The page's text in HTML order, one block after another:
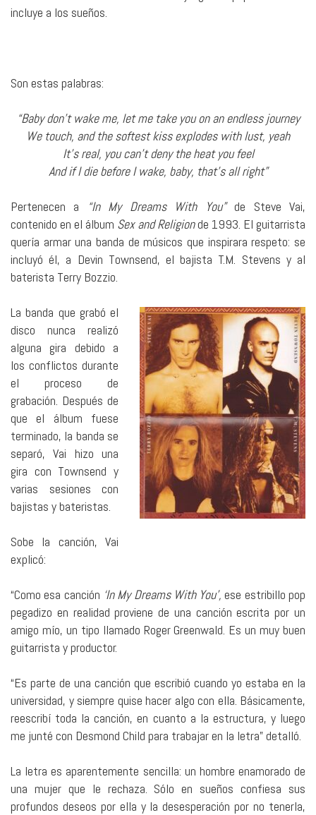
incluye a los sueños.
Son estas palabras:
“Baby don’t wake me, let me take you on an endless journey
We touch, and the softest kiss explodes with lust, yeah
It’s real, you can’t deny the heat you feel
And if I die before I wake, baby, that’s all right”
Pertenecen a “In My Dreams With You”de Steve Vai,
contenido en el álbum Sex and Religionde 1993. El guitarrista
quería armar una banda de músicos que inspirara respeto: se
incluyó él, a Devin Townsend, el bajista T.M. Stevens y al
baterista Terry Bozzio.
La banda que grabó el
disco nunca realizó
alguna gira debido a
los conflictos durante
el proceso de
grabación. Después de
que el álbum fuese
terminado, la banda se
separó, Vai hizo una
gira con Townsend y
varias sesiones con
bajistas y bateristas.
Sobe la canción, Vai
explicó:
“Como esa canción ‘In My Dreams With You’, ese estribillo pop
pegadizo en realidad proviene de una canción escrita por un
amigo mío, un tipo llamado Roger Greenwald. Es un muy buen
guitarrista y productor.
“Es parte de una canción que escribió cuando yo estaba en la
universidad, y siempre quise hacer algo con ella. Básicamente,
reescribí toda la canción, en cuanto a la estructura, y luego
me junté con Desmond Child para trabajar en la letra” detalló.
La letra es aparentemente sencilla: un hombre enamorado de
una mujer que le rechaza. Sólo en sueños confiesa sus
profundos deseos por ella y la desesperación por no tenerla,